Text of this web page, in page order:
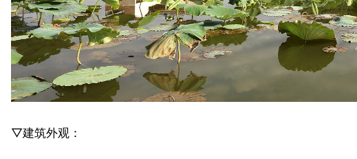
▽建筑外观：